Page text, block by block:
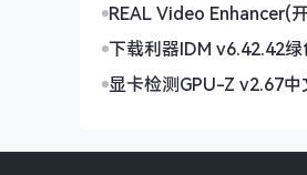
REAL Video Enhancer(
下载利器IDM v6.42.42
显卡检测GPU-Z v2.67